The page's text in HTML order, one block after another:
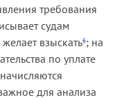
требования
судам
взыскать6; на
по уплате
для анализа